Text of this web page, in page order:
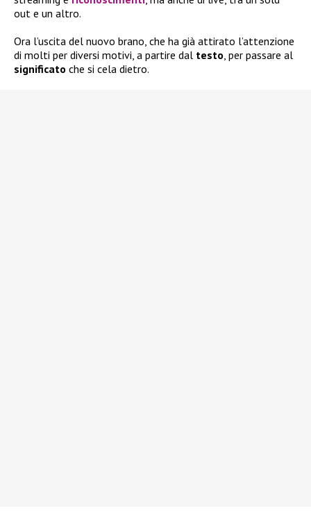
out e un altro.
Ora l’uscita del nuovo brano, che ha già attirato l’attenzione
di molti per diversi motivi, a partire dal testo, per passare al
significato che si cela dietro.